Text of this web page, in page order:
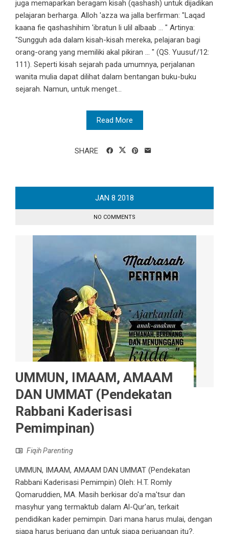
juga memaparkan beragam kisah (qashash) untuk dijadikan
pelajaran berharga. Alloh 'azza wa jalla berfirman: "Laqad
kaana fie qashashihim 'ibratun li ulil albaab ... " Artinya:
"Sungguh ada dalam kisah-kisah mereka, pelajaran bagi
orang-orang yang memiliki akal pikiran ... " (QS. Yuusuf/12:
111). Seperti kisah sejarah pada umumnya, perjalanan
wanita mulia dapat dilihat dalam bentangan buku-buku
sejarah. Namun, untuk menget...
Read More
SHARE
JAN 8 2018
NO COMMENTS
UMMUN, IMAAM, AMAAM
DAN UMMAT (Pendekatan
Rabbani Kaderisasi
Pemimpinan)
Fiqih Parenting
UMMUN, IMAAM, AMAAM DAN UMMAT (Pendekatan
Rabbani Kaderisasi Pemimpin) Oleh: H.T. Romly
Qomaruddien, MA. Masih berkisar do'a ma'tsur dan
masyhur yang termaktub dalam Al-Qur'an, terkait
pendidikan kader pemimpin. Dari mana harus mulai, dengan
siapa harus berjuang dan untuk siapa perjuangan itu?.